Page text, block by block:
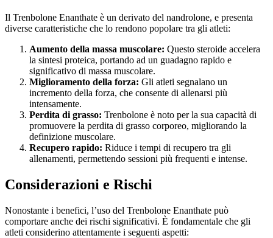
Il Trenbolone Enanthate è un derivato del nandrolone, e presenta
diverse caratteristiche che lo rendono popolare tra gli atleti:
Aumento della massa muscolare: Questo steroide accelera
la sintesi proteica, portando ad un guadagno rapido e
significativo di massa muscolare.
Miglioramento della forza: Gli atleti segnalano un
incremento della forza, che consente di allenarsi più
intensamente.
Perdita di grasso: Trenbolone è noto per la sua capacità di
promuovere la perdita di grasso corporeo, migliorando la
definizione muscolare.
Recupero rapido: Riduce i tempi di recupero tra gli
allenamenti, permettendo sessioni più frequenti e intense.
Considerazioni e Rischi
Nonostante i benefici, l’uso del Trenbolone Enanthate può
comportare anche dei rischi significativi. È fondamentale che gli
atleti considerino attentamente i seguenti aspetti: